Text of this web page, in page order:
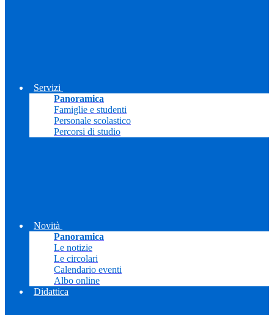
Servizi
Panoramica
Famiglie e studenti
Personale scolastico
Percorsi di studio
Novità
Panoramica
Le notizie
Le circolari
Calendario eventi
Albo online
Didattica